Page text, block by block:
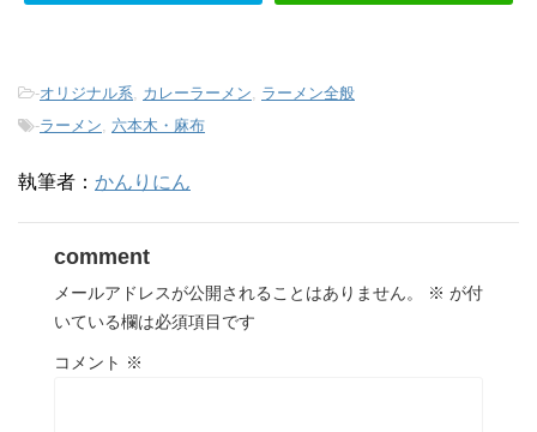
-オリジナル系 カレーラーメン
ラーメン全般
-ラーメン 六本木・麻布
執筆者： かんりにん
comment
メールアドレスが公開されることはありません。 ※ が付
いている欄は必須項目です
コメント ※